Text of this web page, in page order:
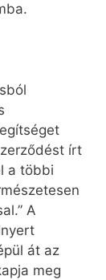
írt
a többi
A
át az
meg